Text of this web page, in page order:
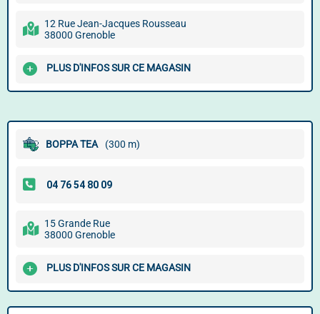
12 Rue Jean-Jacques Rousseau
38000 Grenoble
PLUS D'INFOS SUR CE MAGASIN
BOPPA TEA (300 m)
15 Grande Rue
38000 Grenoble
PLUS D'INFOS SUR CE MAGASIN